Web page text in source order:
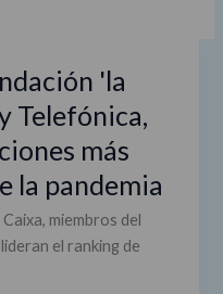
'la
Telefónica,
más
la pandemia
miembros del
el ranking de